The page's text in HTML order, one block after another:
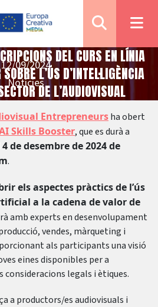
Notícies
DEL CURS EN LÍNIA
L’ÚS D’INTEL·LIGÈNCIA
DE L’AUDIOVISUAL
12/09/2024
Entrepreneursha obert
Skills Booster, que es durà a
de desembre de 2024 de
.
els aspectes pràctics de l’ús
a la cadena de valor de
amb experts en desenvolupament
vendes, màrqueting i
als participants una visió
eines disponibles per a
consideracions legals i ètiques.
a productors/es audiovisuals i